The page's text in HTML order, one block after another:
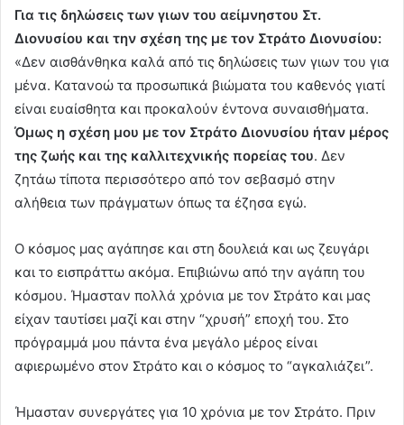
Για τις δηλώσεις των γιων του αείμνηστου Στ.
Διονυσίου και την σχέση της με τον Στράτο Διονυσίου:
«Δεν αισθάνθηκα καλά από τις δηλώσεις των γιων του για
μένα. Κατανοώ τα προσωπικά βιώματα του καθενός γιατί
είναι ευαίσθητα και προκαλούν έντονα συναισθήματα.
Όμως η σχέση μου με τον Στράτο Διονυσίου ήταν μέρος
της ζωής και της καλλιτεχνικής πορείας του. Δεν
ζητάω τίποτα περισσότερο από τον σεβασμό στην
αλήθεια των πράγματων όπως τα έζησα εγώ.
Ο κόσμος μας αγάπησε και στη δουλειά και ως ζευγάρι
και το εισπράττω ακόμα. Επιβιώνω από την αγάπη του
κόσμου. Ήμασταν πολλά χρόνια με τον Στράτο και μας
είχαν ταυτίσει μαζί και στην “χρυσή” εποχή του. Στο
πρόγραμμά μου πάντα ένα μεγάλο μέρος είναι
αφιερωμένο στον Στράτο και ο κόσμος το “αγκαλιάζει”.
Ήμασταν συνεργάτες για 10 χρόνια με τον Στράτο. Πριν